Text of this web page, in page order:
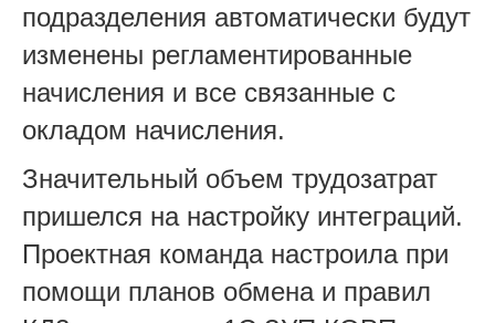
подразделения автоматически будут
изменены регламентированные
начисления и все связанные с
окладом начисления.
Значительный объем трудозатрат
пришелся на настройку интеграций.
Проектная команда настроила при
помощи планов обмена и правил